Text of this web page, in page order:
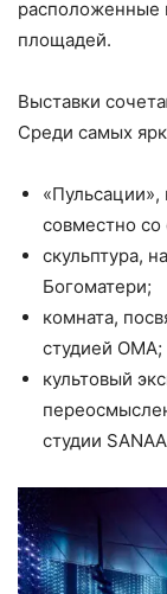
расположенные
площадей.
Выставки
Среди самых
совместно со
скульптура,
Богоматери;
комната,
студией OMA;
культовый
студии